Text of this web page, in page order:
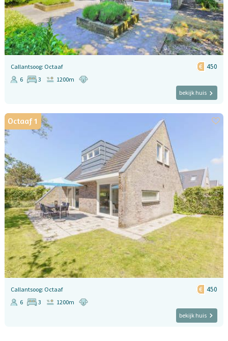
Callantsoog: Octaaf 450
6 3
1200m
bekijk huis
Octaaf 1
Callantsoog: Octaaf 450
6 3
1200m
bekijk huis